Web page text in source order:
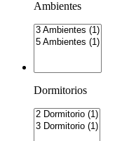
Ambientes
Dormitorios